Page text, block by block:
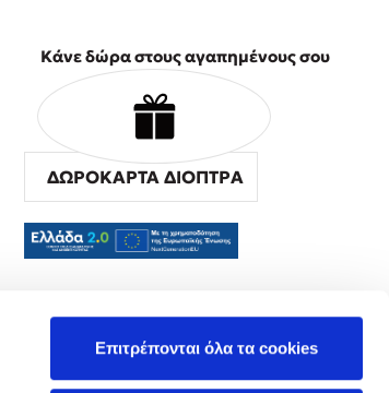
Επιτρέπονται όλα τα cookies
Κάνε δώρα στους αγαπημένους σου
ΔΩΡΟΚΑΡΤΑ ΔΙΟΠΤΡΑ